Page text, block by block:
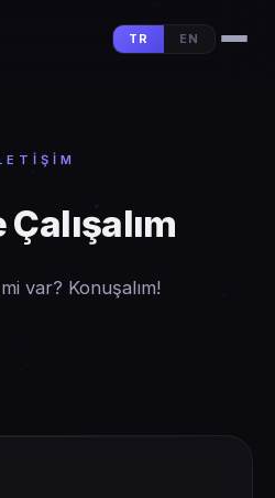
TR EN
var? Konuşalım!